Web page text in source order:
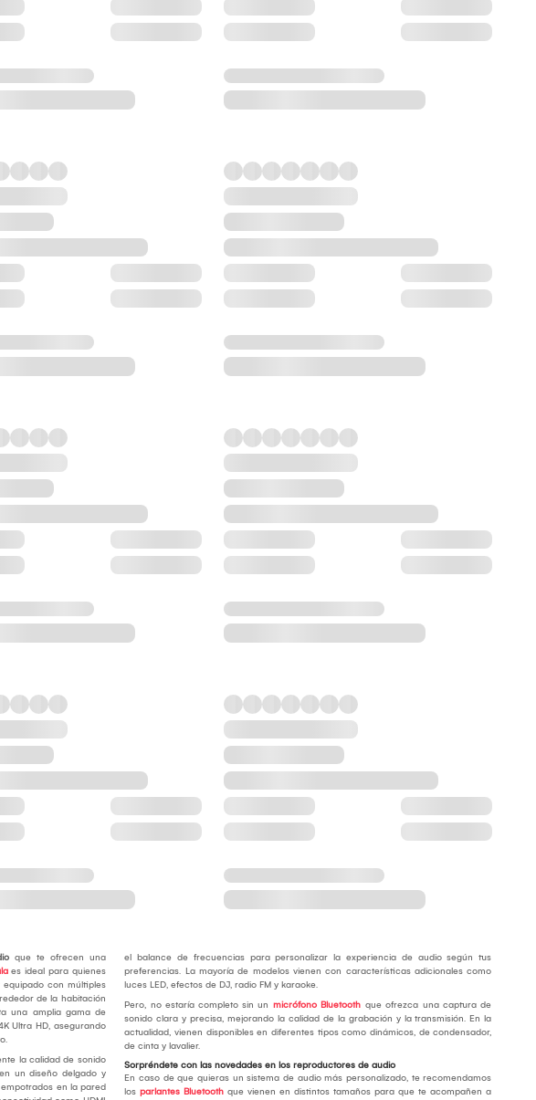
que te ofrecen una
es ideal para quienes
equipado con múltiples
de la habitación
una amplia gama de
Ultra HD, asegurando
la calidad de sonido
un diseño delgado y
en la pared
el balance de frecuencias para personalizar la experiencia de audio según tus
preferencias. La mayoría de modelos vienen con características adicionales como
luces LED, efectos de DJ, radio FM y karaoke.
Pero, no estaría completo sin un micrófono Bluetooth que ofrezca una captura de
sonido clara y precisa, mejorando la calidad de la grabación y la transmisión. En la
actualidad, vienen disponibles en diferentes tipos como dinámicos, de condensador,
de cinta y lavalier.
Sorpréndete con las novedades en los reproductores de audio
En caso de que quieras un sistema de audio más personalizado, te recomendamos
los parlantes Bluetooth que vienen en distintos tamaños para que te acompañen a